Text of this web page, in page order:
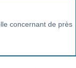
e
concernant de près